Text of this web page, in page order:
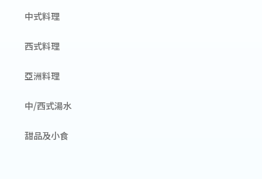
中式料理
西式料理
亞洲料理
中/西式湯水
甜品及小食